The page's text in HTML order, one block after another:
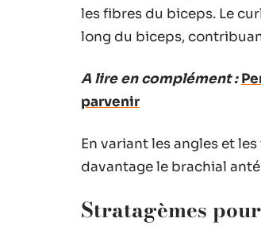
les fibres du biceps. Le
long du biceps,
A lire en complément :
parvenir
En variant les angles et
davantage le brachial
Stratagèmes